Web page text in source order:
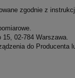
zgodnie z
02-784 Warszawa.
do Producenta